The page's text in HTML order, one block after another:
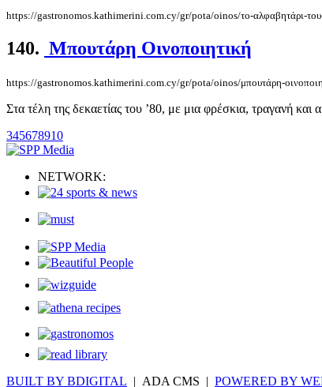
https://gastronomos.kathimerini.com.cy/gr/pota/oinos/το-αλφαβητάρι-του-
140. Μπουτάρη Οινοποιητική
https://gastronomos.kathimerini.com.cy/gr/pota/oinos/μπουτάρη-
Στα τέλη της δεκαετίας του ’80, με μια φρέσκια, τραγανή
345678910
NETWORK:
BUILT BY BDIGITAL | ADA CMS | POWERED BY